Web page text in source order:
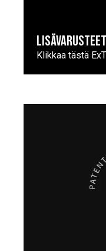
LISÄVARUSTEET
Klikkaa tästä